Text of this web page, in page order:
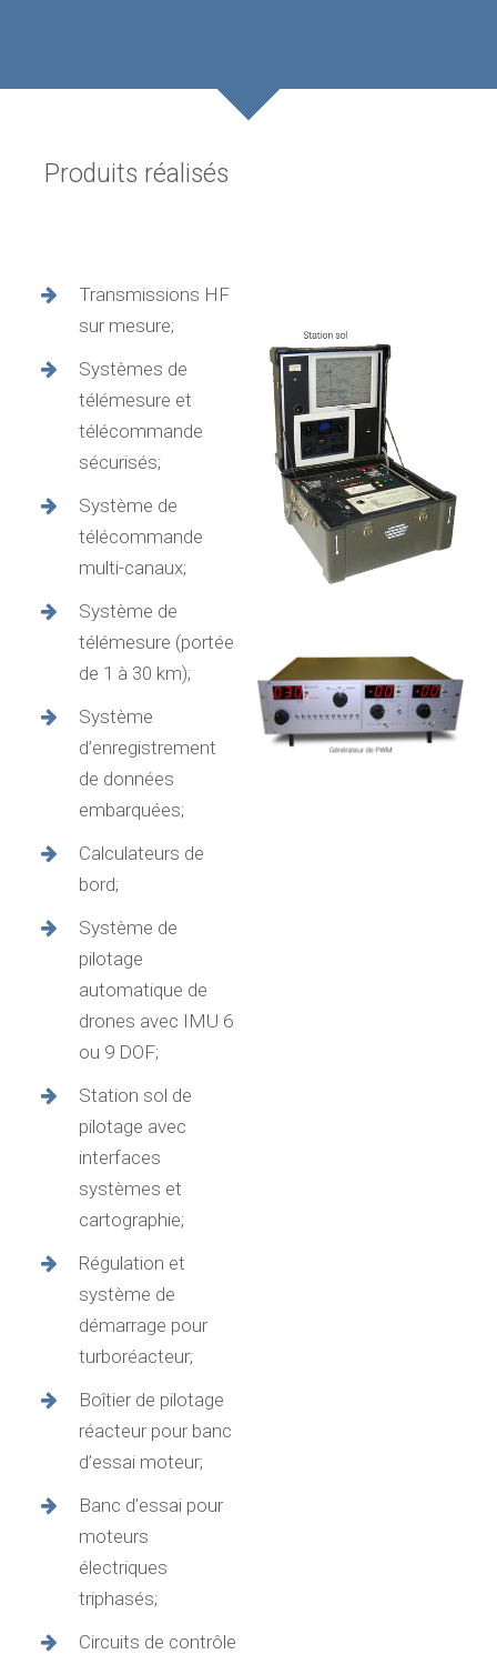
Produits réalisés
Transmissions HF
sur mesure;
Systèmes de
télémesure et
télécommande
sécurisés;
Système de
télécommande
multi-canaux;
Système de
télémesure (portée
de 1 à 30 km);
Système
d’enregistrement
de données
embarquées;
Calculateurs de
bord;
Système de
pilotage
automatique de
drones avec IMU 6
ou 9 DOF;
Station sol de
pilotage avec
interfaces
systèmes et
cartographie;
Régulation et
système de
démarrage pour
turboréacteur;
Boîtier de pilotage
réacteur pour banc
d’essai moteur;
Banc d’essai pour
moteurs
électriques
triphasés;
Circuits de contrôle